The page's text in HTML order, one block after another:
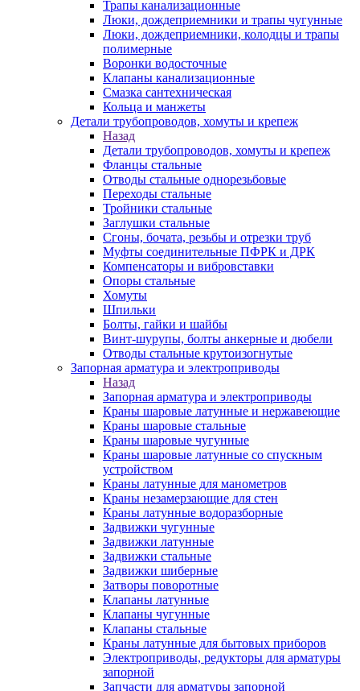
Трапы канализационные
Люки, дождеприемники и трапы чугунные
Люки, дождеприемники, колодцы и трапы
полимерные
Воронки водосточные
Клапаны канализационные
Смазка сантехническая
Кольца и манжеты
Детали трубопроводов, хомуты и крепеж
Назад
Детали трубопроводов, хомуты и крепеж
Фланцы стальные
Отводы стальные однорезьбовые
Переходы стальные
Тройники стальные
Заглушки стальные
Сгоны, бочата, резьбы и отрезки труб
Муфты соединительные ПФРК и ДРК
Компенсаторы и вибровставки
Опоры стальные
Хомуты
Шпильки
Болты, гайки и шайбы
Винт-шурупы, болты анкерные и дюбели
Отводы стальные крутоизогнутые
Запорная арматура и электроприводы
Назад
Запорная арматура и электроприводы
Краны шаровые латунные и нержавеющие
Краны шаровые стальные
Краны шаровые чугунные
Краны шаровые латунные со спускным
устройством
Краны латунные для манометров
Краны незамерзающие для стен
Краны латунные водоразборные
Задвижки чугунные
Задвижки латунные
Задвижки стальные
Задвижки шиберные
Затворы поворотные
Клапаны латунные
Клапаны чугунные
Клапаны стальные
Краны латунные для бытовых приборов
Электроприводы, редукторы для арматуры
запорной
Запчасти для арматуры запорной